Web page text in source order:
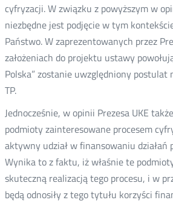
cyfryzacji. W związku z powyższym w
niezbędne jest podjęcie w tym
Państwo. W zaprezentowanych przez
założeniach do projektu ustawy
Polska” zostanie uwzględniony postulat
TP.
Jednocześnie, w opinii Prezesa UKE
podmioty zainteresowane procesem
aktywny udział w finansowaniu
Wynika to z faktu, iż właśnie te
skuteczną realizacją tego procesu, i w
będą odnosiły z tego tytułu korzyści